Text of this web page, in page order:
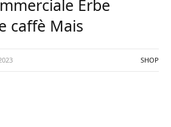
Erbe
caffè Mais
SHOP